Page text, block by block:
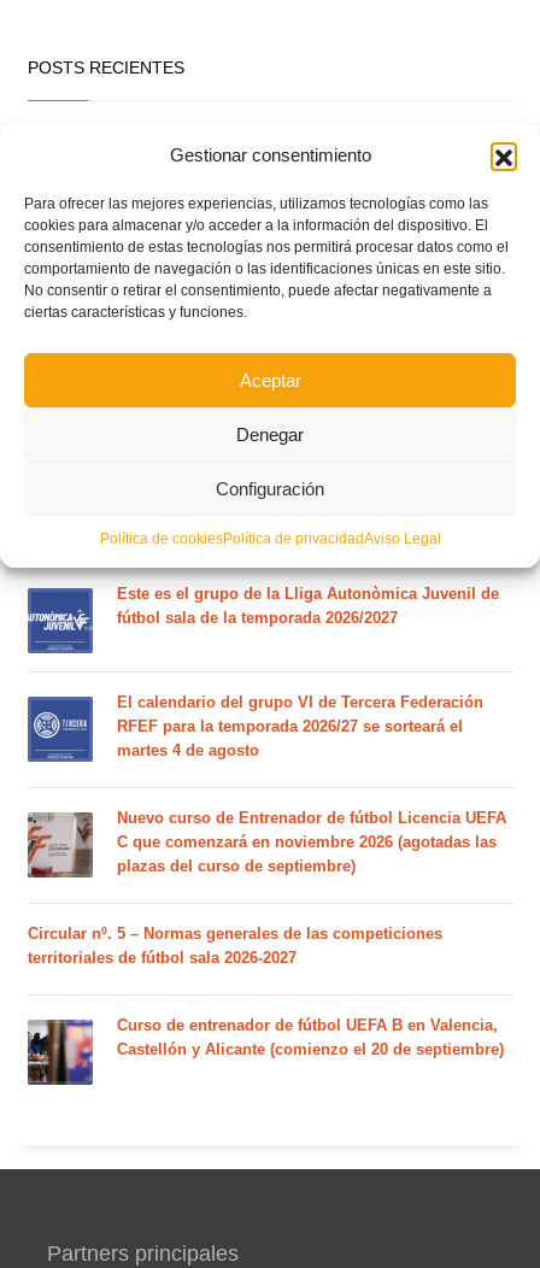
Gestionar consentimiento
Para ofrecer las mejores experiencias, utilizamos tecnologías como las
cookies para almacenar y/o acceder a la información del dispositivo. El
consentimiento de estas tecnologías nos permitirá procesar datos como el
comportamiento de navegación o las identificaciones únicas en este sitio.
No consentir o retirar el consentimiento, puede afectar negativamente a
ciertas características y funciones.
Aceptar
Denegar
Configuración
Política de cookiesPolítica de privacidadAviso Legal
POSTS RECIENTES
en el embajador de la Comunitat Valenciana
Estos son los dos grupos y calendarios de Lliga
Comunitat para la temporada 2026/2027
Circular nº. 7 – IV Supercopa Comunitat FFCV Futsal
Este es el grupo VI y calendario de Tercera
Este es el grupo de la Lliga Autonòmica Juvenil de
fútbol sala de la temporada 2026/2027
El calendario del grupo VI de Tercera Federación
RFEF para la temporada 2026/27 se sorteará el
martes 4 de agosto
Nuevo curso de Entrenador de fútbol Licencia UEFA
C que comenzará en noviembre 2026 (agotadas las
plazas del curso de septiembre)
Circular nº. 5 – Normas generales de las competiciones
territoriales de fútbol sala 2026-2027
Curso de entrenador de fútbol UEFA B en Valencia,
Castellón y Alicante (comienzo el 20 de septiembre)
Partners principales